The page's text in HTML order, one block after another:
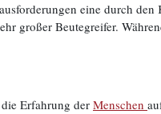
eine durch
großer Beutegreifer.
Erfahrung der Menschen